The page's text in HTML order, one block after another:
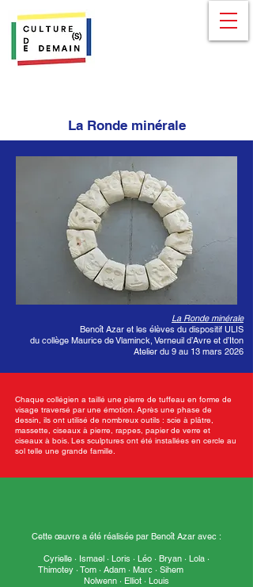
La Ronde minérale
La Ronde minérale
Benoît Azar et les élèves du dispositif ULIS
du collège Maurice de Vlaminck, Verneuil d’Avre et d’Iton
Atelier du 9 au 13 mars 2026
Chaque collégien a taillé une pierre de tuffeau en forme de
visage traversé par une émotion. Après une phase de
dessin, ils ont utilisé de nombreux outils : scie à plâtre,
massette, ciseaux à pierre, rappes, papier de verre et
ciseaux à bois. Les sculptures ont été installées en cercle au
sol telle une grande famille.
Cette œuvre a été réalisée par Benoît Azar avec :
Cyrielle · Ismael · Loris · Léo · Bryan · Lola ·
Thimotey · Tom · Adam · Marc · Sihem
Nolwenn · Elliot · Louis